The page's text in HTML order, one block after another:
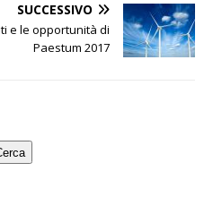
SUCCESSIVO
e le opportunità di
Paestum 2017